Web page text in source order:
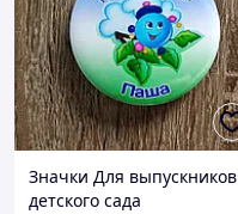
Значки Для выпускников
детского сада